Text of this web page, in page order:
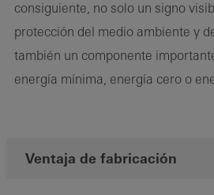
consiguiente, no solo un signo
protección del medio ambiente y
también un componente
energía mínima, energía cero o
Ventaja de fabricación